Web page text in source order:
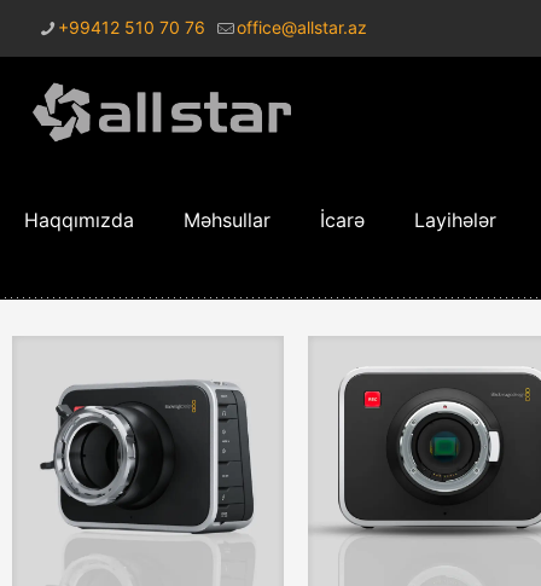
+99412 510 70 76 office@allstar.az
Haqqımızda Məhsullar İcarə Layihələr